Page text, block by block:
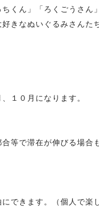
くん」「ろくごうさん
きなぬいぐるみさんた
１０月になります。
等で滞在が伸びる場合
できます。（個人で楽